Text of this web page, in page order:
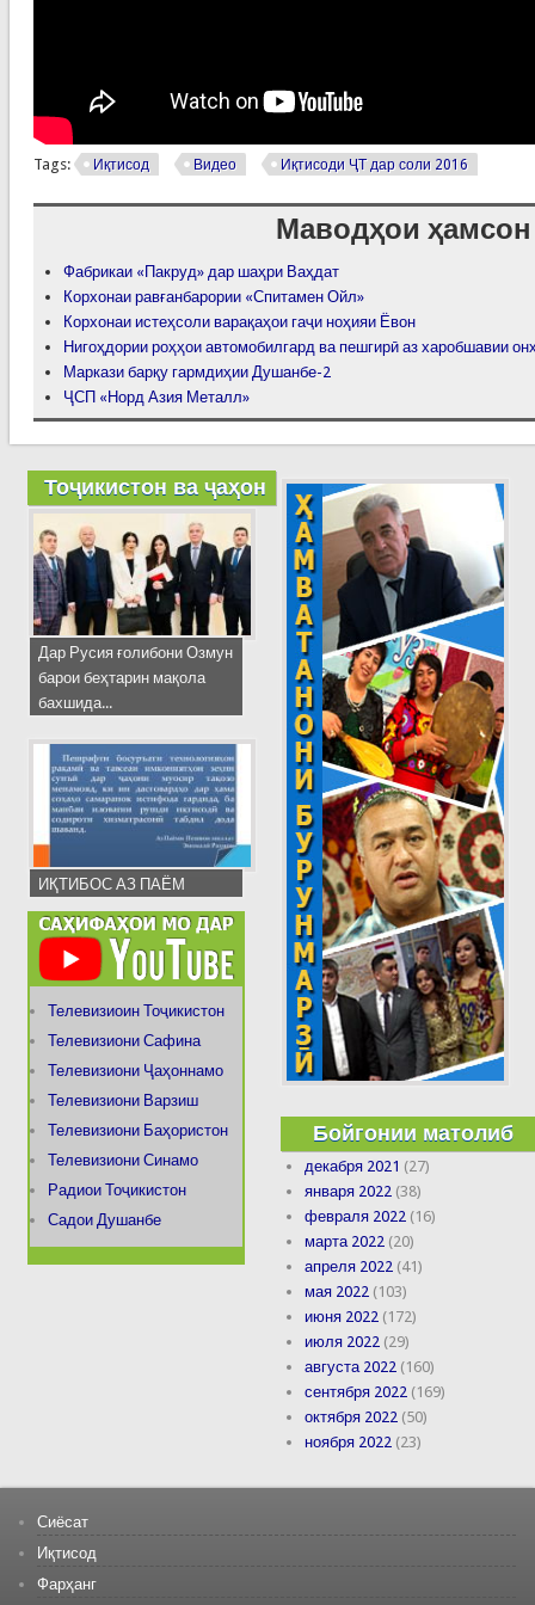
Tags: Иқтисод Видео Иқтисоди ҶТ дар соли 2016
Маводҳои ҳамсон
Фабрикаи «Пакруд» дар шаҳри Ваҳдат
Корхонаи равғанбарории «Спитамен Ойл»
Корхонаи истеҳсоли варақаҳои гаҷи ноҳияи Ёвон
Нигоҳдории роҳҳои автомобилгард ва пешгирӣ аз харобшавии
Маркази барқу гармдиҳии Душанбе-2
ҶСП «Норд Азия Металл»
Тоҷикистон ва ҷаҳон
Дар Русия ғолибони Озмун
барои беҳтарин мақола
бахшида...
ИҚТИБОС АЗ ПАЁМ
Телевизиоин Тоҷикистон
Телевизиони Сафина
Телевизиони Ҷаҳоннамо
Телевизиони Варзиш
Телевизиони Баҳористон
Телевизиони Синамо
Радиои Тоҷикистон
Садои Душанбе
Бойгонии матолиб
декабря 2021 (27)
января 2022 (38)
февраля 2022 (16)
марта 2022 (20)
апреля 2022 (41)
мая 2022 (103)
июня 2022 (172)
июля 2022 (29)
августа 2022 (160)
сентября 2022 (169)
октября 2022 (50)
ноября 2022 (23)
Сиёсат
Иқтисод
Фарҳанг